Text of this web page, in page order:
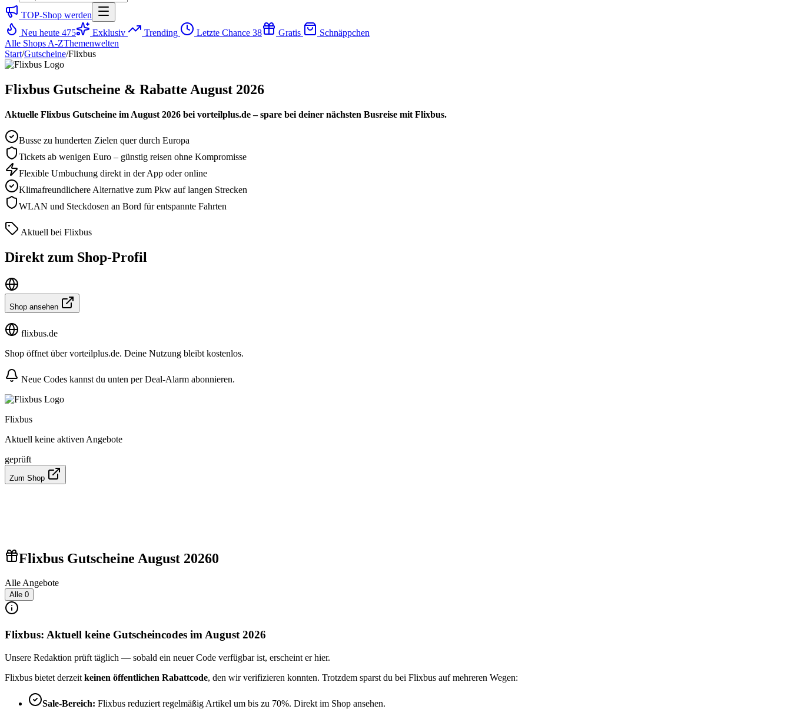
TOP-Shop werden
Neu heute 475 Exklusiv Trending Letzte Chance 38 Gratis
Schnäppchen
Alle Shops A-ZThemenwelten
Start/Gutscheine/Flixbus
Flixbus Gutscheine & Rabatte August 2026
Aktuelle Flixbus Gutscheine im August 2026 bei vorteilplus.de – spare bei deiner nächsten Busreise mit Flixbus.
Busse zu hunderten Zielen quer durch Europa
Tickets ab wenigen Euro – günstig reisen ohne Kompromisse
Flexible Umbuchung direkt in der App oder online
Klimafreundlichere Alternative zum Pkw auf langen Strecken
WLAN und Steckdosen an Bord für entspannte Fahrten
Aktuell bei Flixbus
Direkt zum Shop-Profil
Shop ansehen
flixbus.de
Shop öffnet über vorteilplus.de. Deine Nutzung bleibt kostenlos.
Neue Codes kannst du unten per Deal-Alarm abonnieren.
Flixbus
Aktuell keine aktiven Angebote
geprüft
Zum Shop
Flixbus Gutscheine August 20260
Alle Angebote
Alle 0
Flixbus: Aktuell keine Gutscheincodes im August 2026
Unsere Redaktion prüft täglich — sobald ein neuer Code verfügbar ist, erscheint er hier.
Flixbus bietet derzeit keinen öffentlichen Rabattcode, den wir verifizieren konnten. Trotzdem sparst du bei Flixbus auf mehreren Wegen:
Sale-Bereich: Flixbus reduziert regelmäßig Artikel um bis zu 70%. Direkt im Shop ansehen.